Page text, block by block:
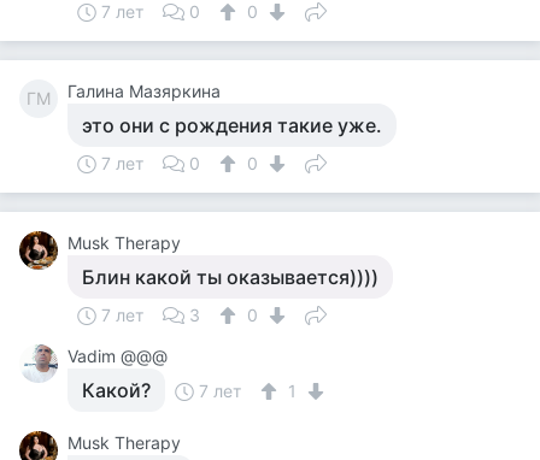
7 лет 0 0
ГМ Галина Мазяркина
это они с рождения такие уже.
7 лет 0 0
Musk Therapy
Блин какой ты оказывается))))
7 лет 3
0
Vadim @@@
Какой? 7 лет 1
Musk Therapy